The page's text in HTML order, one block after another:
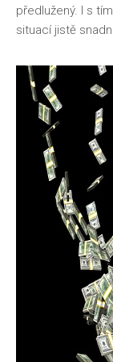
předlužený. I s
situací jistě